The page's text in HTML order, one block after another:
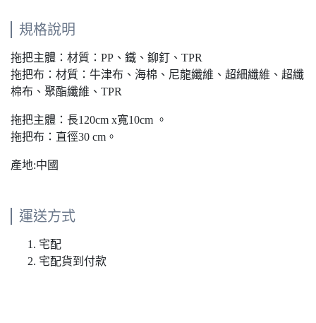
規格說明
拖把主體：材質：PP、鐵、鉚釘、TPR
拖把布：材質：牛津布、海棉、尼龍纖維、超細纖維、超纖
棉布、聚酯纖維、TPR
拖把主體：長120cm x寬10cm 。
拖把布：直徑30 cm。
產地:中國
運送方式
宅配
宅配貨到付款